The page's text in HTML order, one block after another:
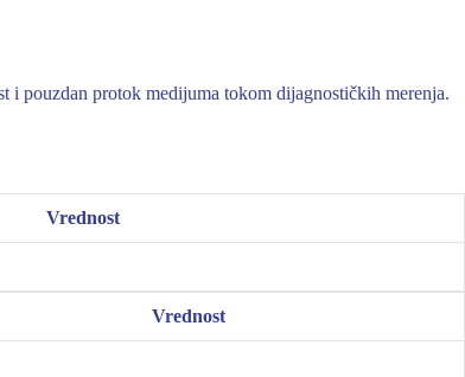
i pouzdan protok medijuma tokom dijagnostičkih merenja.
Vrednost
Vrednost